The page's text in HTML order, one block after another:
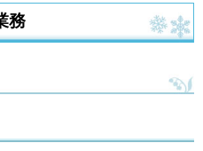
務